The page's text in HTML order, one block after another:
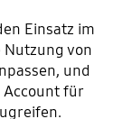
Einsatz im
von
und
Account für